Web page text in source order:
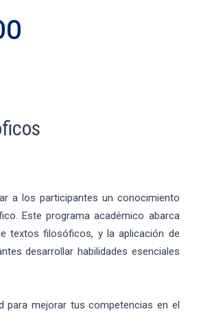
a los participantes un conocimiento
Este programa académico abarca
textos filosóficos, y la aplicación de
desarrollar habilidades esenciales
para mejorar tus competencias en el